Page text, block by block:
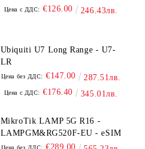
Цена с ДДС: €126.00 246.43лв.
Ubiquiti U7 Long Range - U7-
LR
Цена без ДДС: €147.00 287.51лв.
Цена с ДДС: €176.40 345.01лв.
MikroTik LAMP 5G R16 -
LAMPGM&RG520F-EU - eSIM
Цена без ДДС: €289.00